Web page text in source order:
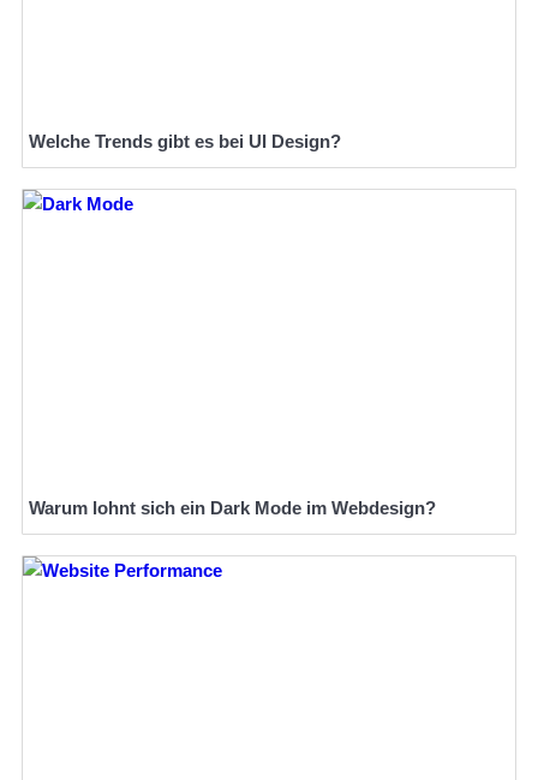
Welche Trends gibt es bei UI Design?
Warum lohnt sich ein Dark Mode im Webdesign?